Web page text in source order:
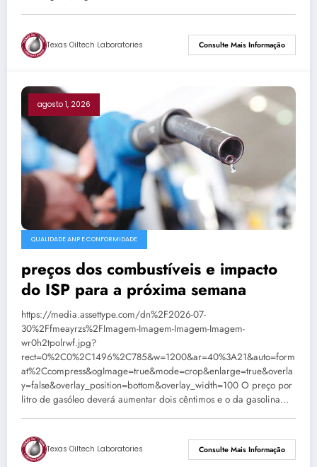
Texas Oiltech Laboratories Consulte Mais Informação
agosto 1, 2026
QUALIDADE ANP E CONFORMIDADE
preços dos combustíveis e impacto
do ISP para a próxima semana
https://media.assettype.com/dn%2F2026-07-
30%2Ffmeayrzs%2FImagem-Imagem-Imagem-Imagem-
wr0h2tpolrwf.jpg?
rect=0%2C0%2C1496%2C785&w=1200&ar=40%3A21&auto=form
at%2Ccompress&ogImage=true&mode=crop&enlarge=true&overla
y=false&overlay_position=bottom&overlay_width=100 O preço por
litro de gasóleo deverá aumentar dois cêntimos e o da gasolina…
Texas Oiltech Laboratories Consulte Mais Informação